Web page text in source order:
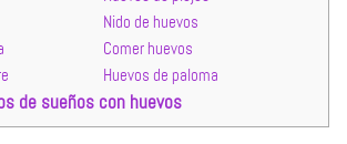
Nido de huevos
Comer huevos
Huevos de paloma
de sueños con huevos